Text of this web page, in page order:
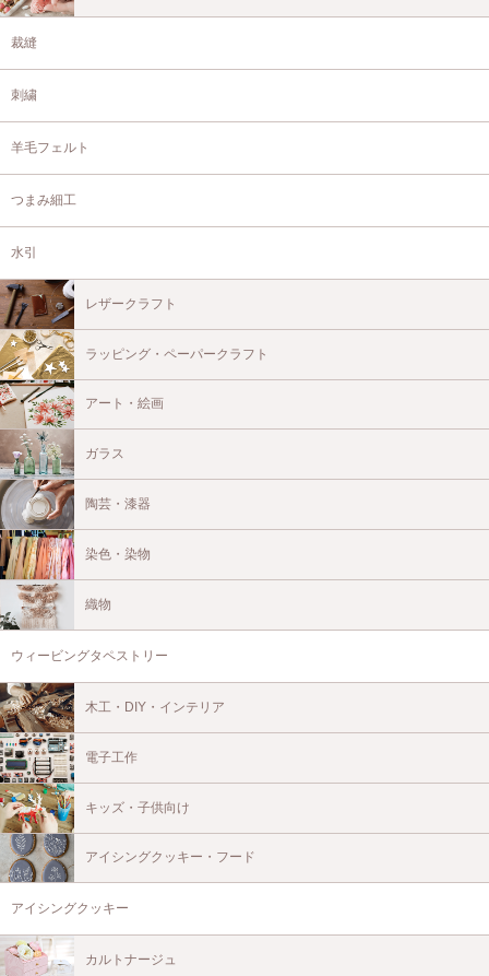
裁縫
刺繍
羊毛フェルト
つまみ細工
水引
レザークラフト
ラッピング・ペーパークラフト
アート・絵画
ガラス
陶芸・漆器
染色・染物
織物
ウィービングタペストリー
木工・DIY・インテリア
電子工作
キッズ・子供向け
アイシングクッキー・フード
アイシングクッキー
カルトナージュ